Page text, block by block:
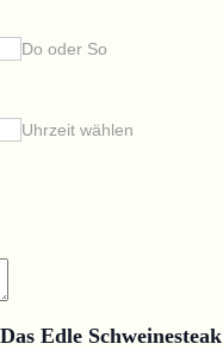
Do oder So
Uhrzeit wählen
Edle Schweinesteak